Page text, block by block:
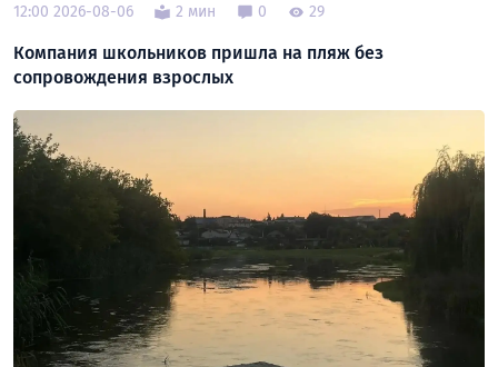
12:00 2026-08-06 2 мин 0 29
Компания школьников пришла на пляж без
сопровождения взрослых